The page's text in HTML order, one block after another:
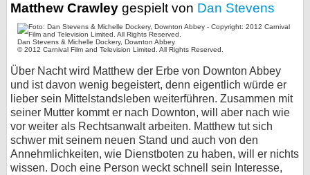
Matthew Crawley gespielt von Dan Stevens
Dan Stevens & Michelle Dockery, Downton Abbey
© 2012 Carnival Film and Television Limited. All Rights Reserved.
Über Nacht wird Matthew der Erbe von Downton Abbey
und ist davon wenig begeistert, denn eigentlich würde er
lieber sein Mittelstandsleben weiterführen. Zusammen mit
seiner Mutter kommt er nach Downton, will aber nach wie
vor weiter als Rechtsanwalt arbeiten. Matthew tut sich
schwer mit seinem neuen Stand und auch von den
Annehmlichkeiten, wie Dienstboten zu haben, will er nichts
wissen. Doch eine Person weckt schnell sein Interesse,